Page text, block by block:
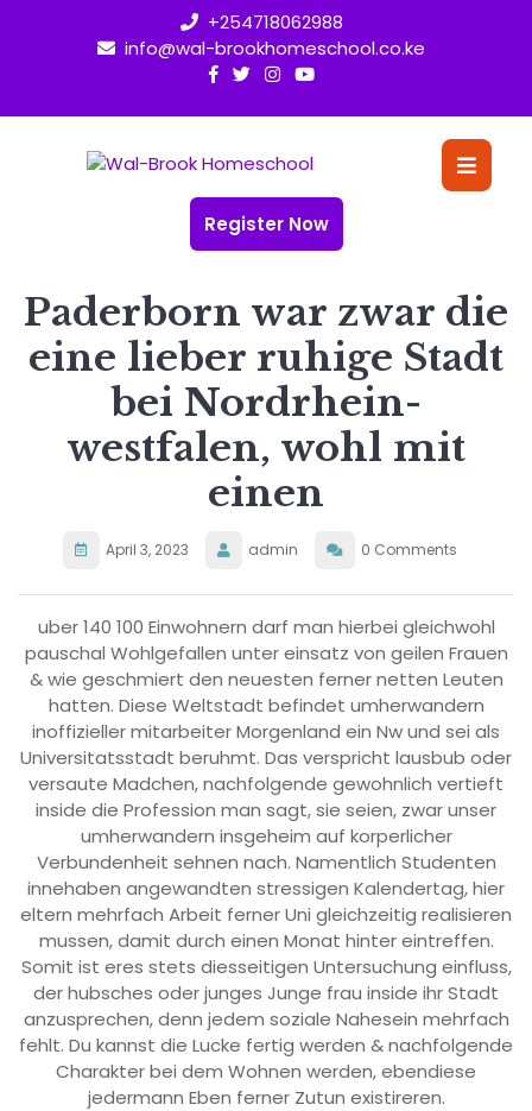
+254718062988
info@wal-brookhomeschool.co.ke
Register Now
Paderborn war zwar die
eine lieber ruhige Stadt
bei Nordrhein-
westfalen, wohl mit
einen
April 3, 2023 admin 0 Comments
uber 140 100 Einwohnern darf man hierbei gleichwohl
pauschal Wohlgefallen unter einsatz von geilen Frauen
& wie geschmiert den neuesten ferner netten Leuten
hatten. Diese Weltstadt befindet umherwandern
inoffizieller mitarbeiter Morgenland ein Nw und sei als
Universitatsstadt beruhmt. Das verspricht lausbub oder
versaute Madchen, nachfolgende gewohnlich vertieft
inside die Profession man sagt, sie seien, zwar unser
umherwandern insgeheim auf korperlicher
Verbundenheit sehnen nach. Namentlich Studenten
innehaben angewandten stressigen Kalendertag, hier
eltern mehrfach Arbeit ferner Uni gleichzeitig realisieren
mussen, damit durch einen Monat hinter eintreffen.
Somit ist eres stets diesseitigen Untersuchung einfluss,
der hubsches oder junges Junge frau inside ihr Stadt
anzusprechen, denn jedem soziale Nahesein mehrfach
fehlt. Du kannst die Lucke fertig werden & nachfolgende
Charakter bei dem Wohnen werden, ebendiese
jedermann Eben ferner Zutun existireren.